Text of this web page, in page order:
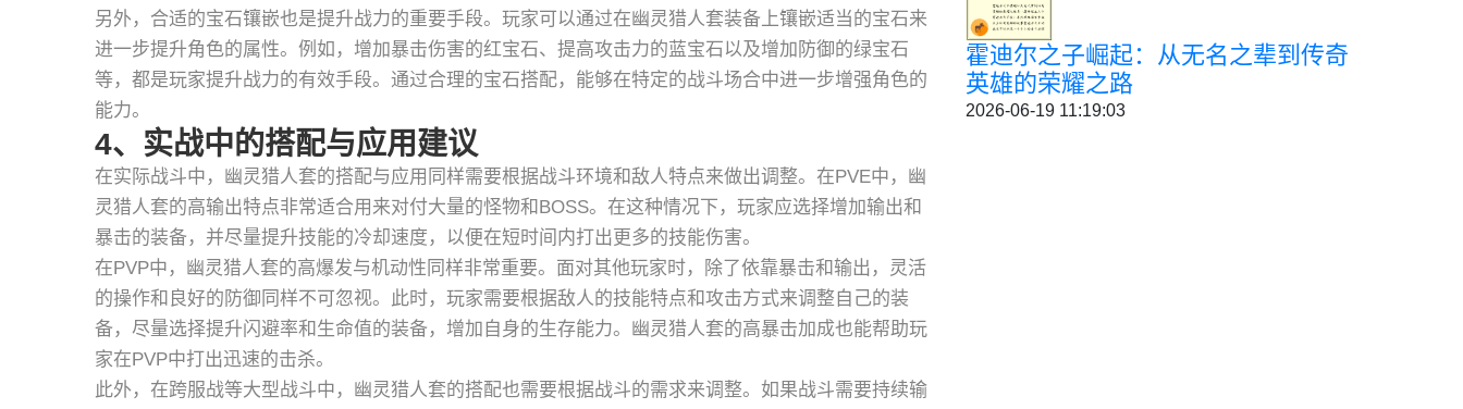
另外，合适的宝石镶嵌也是提升战力的重要手段。玩家可以通过在幽灵猎人套装备上镶嵌适当的宝石来
进一步提升角色的属性。例如，增加暴击伤害的红宝石、提高攻击力的蓝宝石以及增加防御的绿宝石
等，都是玩家提升战力的有效手段。通过合理的宝石搭配，能够在特定的战斗场合中进一步增强角色的
能力。
4、实战中的搭配与应用建议
在实际战斗中，幽灵猎人套的搭配与应用同样需要根据战斗环境和敌人特点来做出调整。在PVE中，幽
灵猎人套的高输出特点非常适合用来对付大量的怪物和BOSS。在这种情况下，玩家应选择增加输出和
暴击的装备，并尽量提升技能的冷却速度，以便在短时间内打出更多的技能伤害。
在PVP中，幽灵猎人套的高爆发与机动性同样非常重要。面对其他玩家时，除了依靠暴击和输出，灵活
的操作和良好的防御同样不可忽视。此时，玩家需要根据敌人的技能特点和攻击方式来调整自己的装
备，尽量选择提升闪避率和生命值的装备，增加自身的生存能力。幽灵猎人套的高暴击加成也能帮助玩
家在PVP中打出迅速的击杀。
此外，在跨服战等大型战斗中，幽灵猎人套的搭配也需要根据战斗的需求来调整。如果战斗需要持续输
霍迪尔之子崛起：从无名之辈到传奇
英雄的荣耀之路
2026-06-19 11:19:03